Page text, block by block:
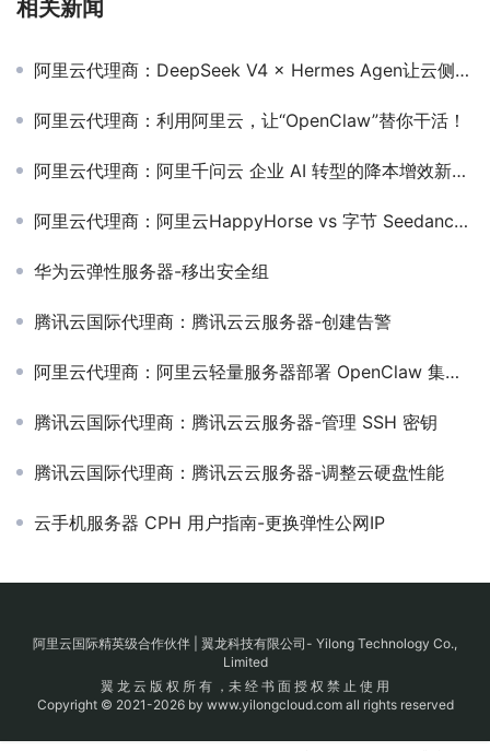
相关新闻
阿里云代理商：DeepSeek V4 × Hermes Agen让云侧智能体越用越省
阿里云代理商：利用阿里云，让“OpenClaw”替你干活！
阿里云代理商：阿里千问云 企业 AI 转型的降本增效新引擎
阿里云代理商：阿里云HappyHorse vs 字节 Seedance 怎么选更合适？
华为云弹性服务器-移出安全组
腾讯云国际代理商：腾讯云云服务器-创建告警
阿里云代理商：阿里云轻量服务器部署 OpenClaw 集成钉钉实现自动化办公
腾讯云国际代理商：腾讯云云服务器-管理 SSH 密钥
腾讯云国际代理商：腾讯云云服务器-调整云硬盘性能
云手机服务器 CPH 用户指南-更换弹性公网IP
阿里云国际精英级合作伙伴 | 翼龙科技有限公司- Yilong Technology Co.,
Limited
翼 龙 云 版 权 所 有 ，未 经 书 面 授 权 禁 止 使 用
Copyright © 2021-2026 by www.yilongcloud.com all rights reserved